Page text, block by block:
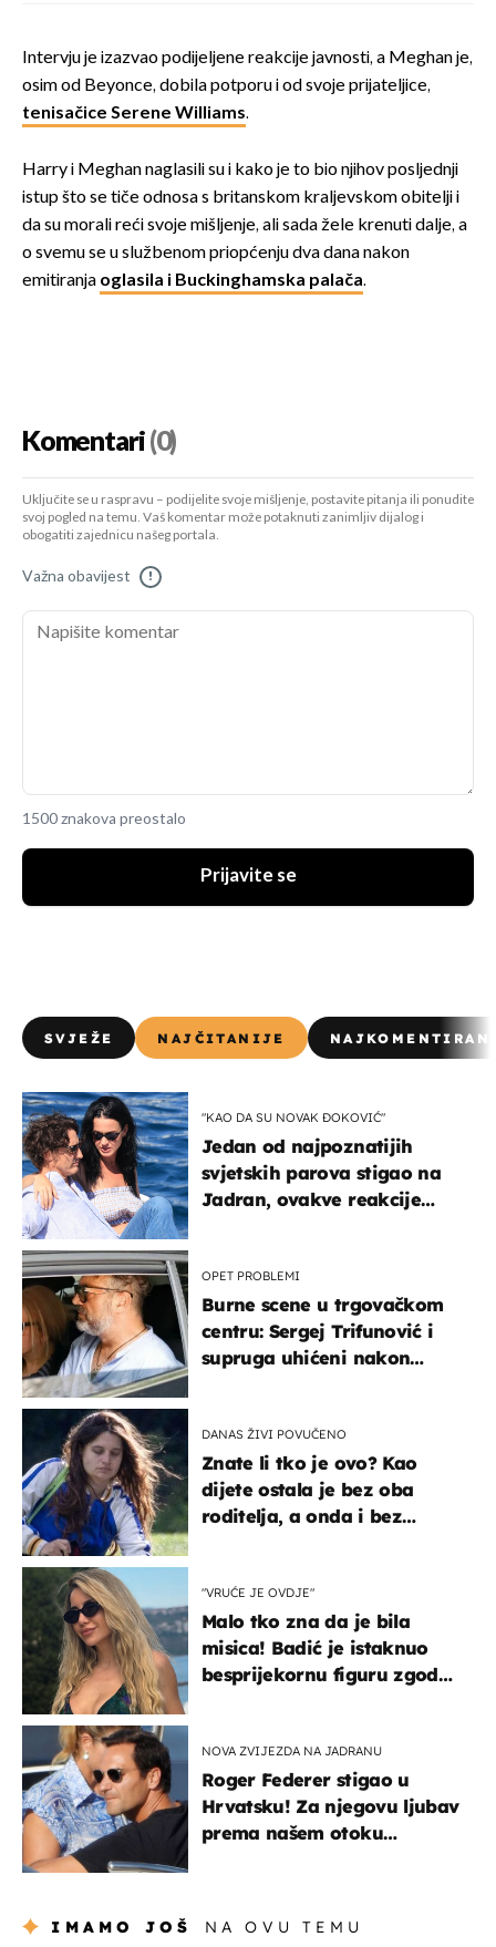
Intervju je izazvao podijeljene reakcije javnosti, a Meghan je,
osim od Beyonce, dobila potporu i od svoje prijateljice,
tenisačice Serene Williams.
Harry i Meghan naglasili su i kako je to bio njihov posljednji
istup što se tiče odnosa s britanskom kraljevskom obitelji i
da su morali reći svoje mišljenje, ali sada žele krenuti dalje, a
o svemu se u službenom priopćenju dva dana nakon
emitiranja oglasila i Buckinghamska palača.
Komentari(0)
Uključite se u raspravu – podijelite svoje mišljenje, postavite pitanja ili ponudite
svoj pogled na temu. Vaš komentar može potaknuti zanimljiv dijalog i
obogatiti zajednicu našeg portala.
Važna obavijest !
1500 znakova preostalo
Prijavite se
SVJEŽE NAJČITANIJE
"KAO DA SU NOVAK ĐOKOVIĆ"
Jedan od najpoznatijih
svjetskih parova stigao na
Jadran, ovakve reakcije
OPET PROBLEMI
Burne scene u trgovačkom
centru: Sergej Trifunović i
supruga uhićeni nakon
DANAS ŽIVI POVUČENO
Znate li tko je ovo? Kao
dijete ostala je bez oba
roditelja, a onda i bez
"VRUĆE JE OVDJE"
Malo tko zna da je bila
misica! Badić je istaknuo
besprijekornu figuru zgodne
NOVA ZVIJEZDA NA JADRANU
Roger Federer stigao u
Hrvatsku! Za njegovu ljubav
prema našem otoku
IMAMO JOŠ NA OVU TEMU